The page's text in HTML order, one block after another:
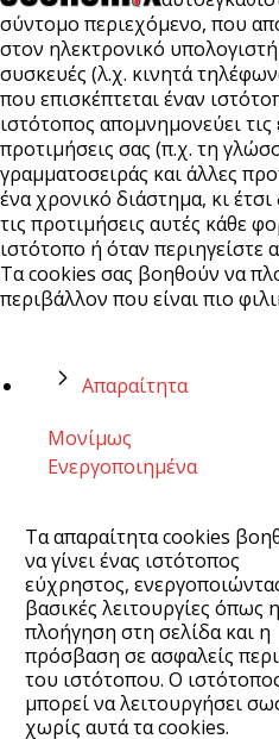
σύντομο περιεχόμενο, που
στον ηλεκτρονικό
συσκευές (λ.χ. κινητά
που επισκέπτεται έναν
ιστότοπος απομνημονεύει τις
προτιμήσεις σας (π.χ. τη
γραμματοσειράς και άλλες
ένα χρονικό διάστημα, κι έτσι
τις προτιμήσεις αυτές κάθε
ιστότοπο ή όταν περιηγείστε
Τα cookies σας βοηθούν να
περιβάλλον που είναι πιο
Απαραίτητα
Μονίμως
Ενεργοποιημένα
Τα απαραίτητα cookies
να γίνει ένας ιστότοπος
εύχρηστος,
βασικές λειτουργίες όπως η
πλοήγηση στη σελίδα και η
πρόσβαση σε ασφαλείς
του ιστότοπου. Ο
μπορεί να λειτουργήσει
χωρίς αυτά τα cookies.